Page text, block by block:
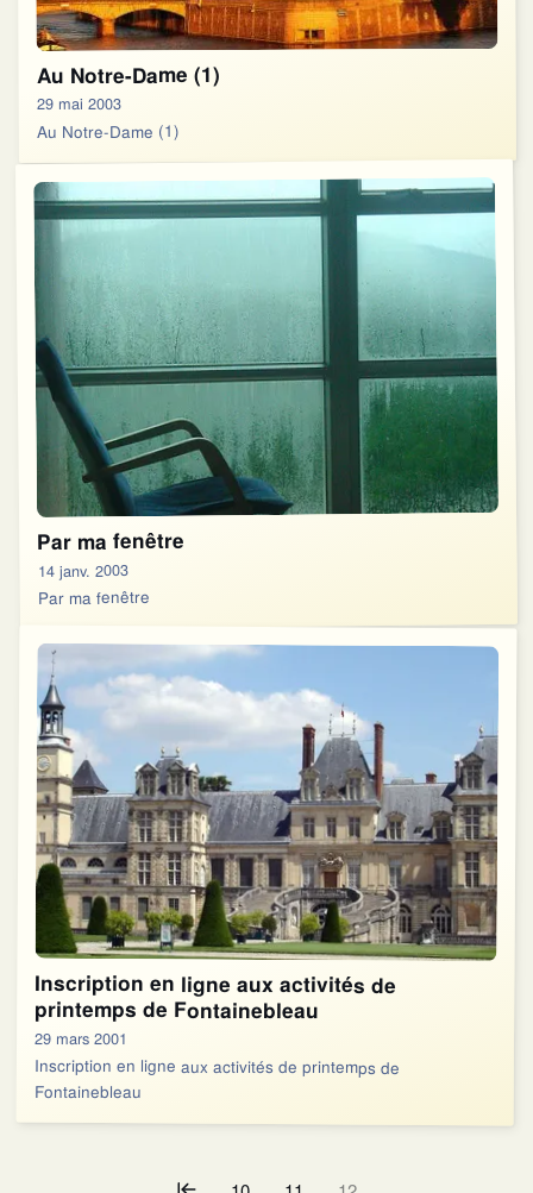
Au Notre-Dame (1)
29 mai 2003
Au Notre-Dame (1)
Par ma fenêtre
14 janv. 2003
Par ma fenêtre
Inscription en ligne aux activités de
printemps de Fontainebleau
29 mars 2001
Inscription en ligne aux activités de printemps de
Fontainebleau